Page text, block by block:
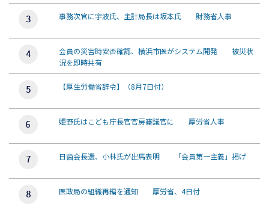
事務次官に宇波氏、主計局長は坂本氏 財務省人事
会員の災害時安否確認、横浜市医がシステム開発 被災状
況を即時共有
【厚生労働省辞令】（8月7日付）
姫野氏はこども庁長官官房審議官に 厚労省人事
日歯会長選、小林氏が出馬表明 「会員第一主義」掲げ
医政局の組織再編を通知 厚労省、4日付